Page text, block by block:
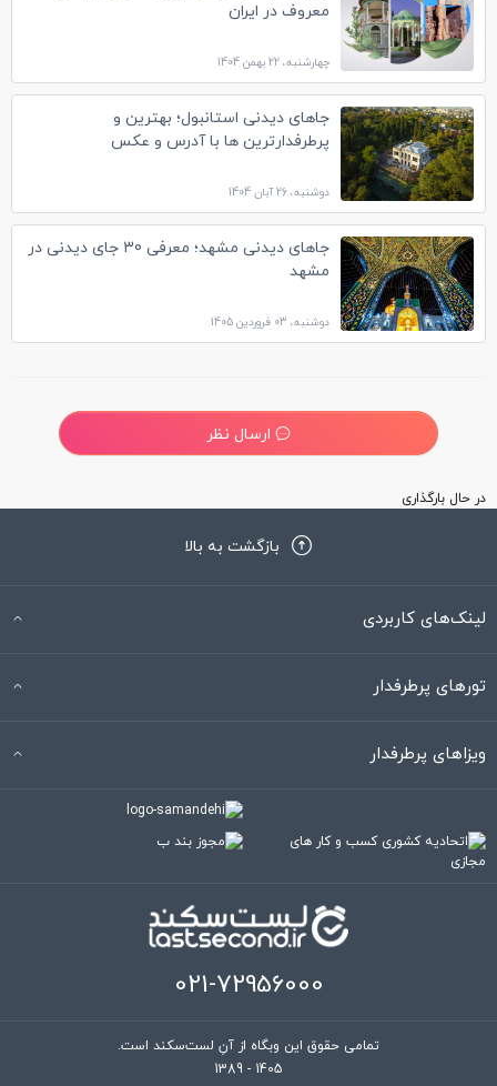
معروف در ایران
چهارشنبه، 22 بهمن 1404
جاهای دیدنی استانبول؛ بهترین و
پرطرفدارترین ها با آدرس و عکس
دوشنبه، 26 آبان 1404
جاهای دیدنی مشهد؛ معرفی 30 جای دیدنی در
مشهد
دوشنبه، 03 فروردین 1405
نرگس
12
سلام نرگس جان اقامت در سوئد بسیار سخت شده تنها راه آسان از
سلام سوالي دارم بهترين رستورانهاي غير ايراني استكهلم كدام است